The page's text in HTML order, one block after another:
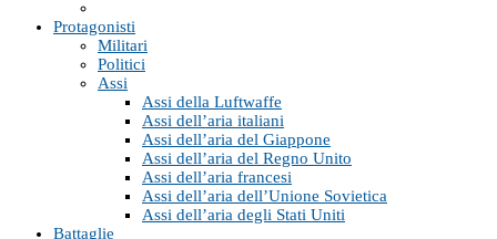
Protagonisti
Militari
Politici
Assi
Assi della Luftwaffe
Assi dell’aria italiani
Assi dell’aria del Giappone
Assi dell’aria del Regno Unito
Assi dell’aria francesi
Assi dell’aria dell’Unione Sovietica
Assi dell’aria degli Stati Uniti
Battaglie